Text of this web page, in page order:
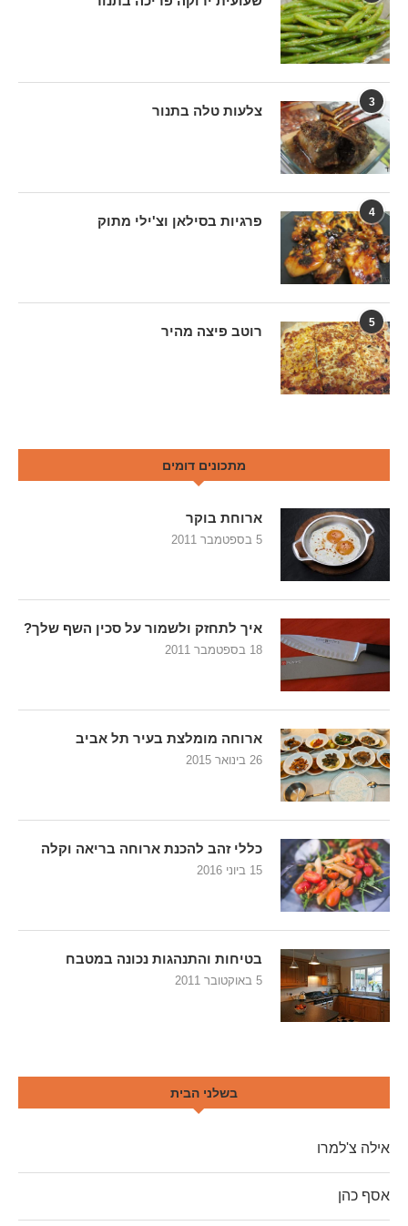
3
צלעות טלה בתנור
4
פרגיות בסילאן וצ'ילי מתוק
5
רוטב פיצה מהיר
מתכונים דומים
ארוחת בוקר
5 בספטמבר 2011
איך לתחזק ולשמור על סכין השף שלך?
18 בספטמבר 2011
ארוחה מומלצת בעיר תל אביב
26 בינואר 2015
כללי זהב להכנת ארוחה בריאה וקלה
15 ביוני 2016
בטיחות והתנהגות נכונה במטבח
5 באוקטובר 2011
בשלני הבית
אילה צ'למרו
אסף כהן